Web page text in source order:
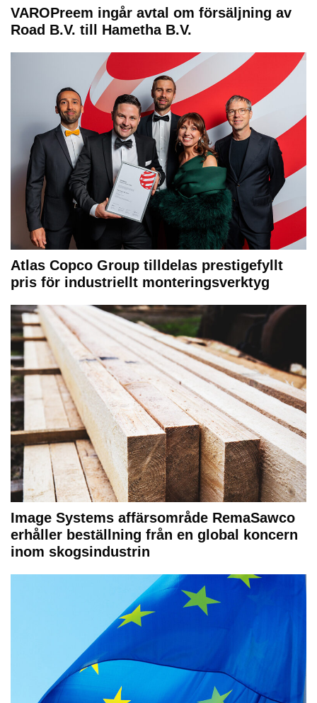
VAROPreem ingår avtal om försäljning av
Road B.V. till Hametha B.V.
Atlas Copco Group tilldelas prestigefyllt
pris för industriellt monteringsverktyg
Image Systems affärsområde RemaSawco
erhåller beställning från en global koncern
inom skogsindustrin